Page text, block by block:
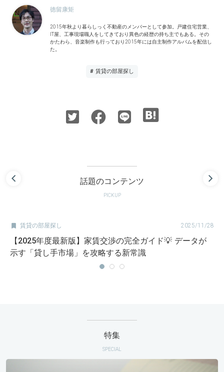
徳留康矩
2015年秋より暮らしっく不動産のメンバーとして参加。戸建住宅営業、
IT屋、工事現場職人をしてきており異色の経歴の持ち主でもある。その
かたわら、音楽制作も行っており2015年には自主制作アルバムを配信し
た。
# 賃貸の部屋探し
話題のコンテンツ
PICKUP
 賃貸の部屋探し 2025/11/28
【2025年度最新版】家賃交渉の完全ガイド💡 データが
示す「貸し手市場」を攻略する新常識
特集
SPECIAL